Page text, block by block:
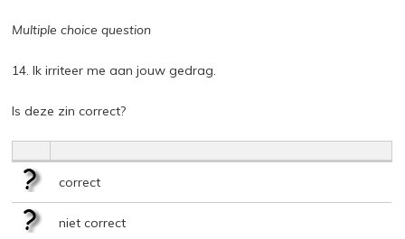
Multiple choice question
14. Ik irriteer me aan jouw gedrag.
Is deze zin correct?
correct
niet correct